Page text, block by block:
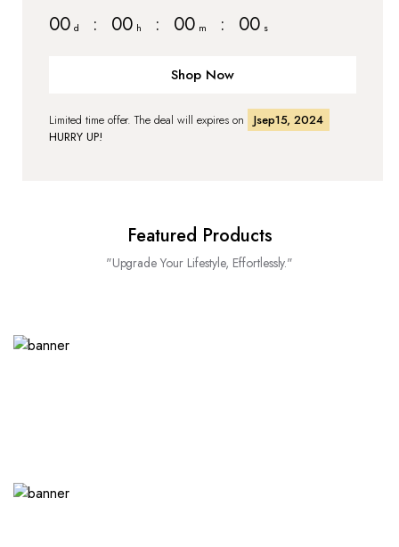
00 d : 00 h : 00 m : 00 s
Shop Now
Limited time offer. The deal will expires on
Jsep15, 2024
HURRY UP!
Featured Products
"Upgrade Your Lifestyle, Effortlessly."